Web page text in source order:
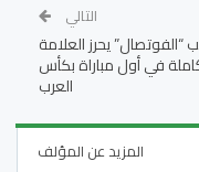
التالي
“الفوتصال” يحرز العلامة
في أول مباراة بكأس
العرب
المزيد عن المؤلف